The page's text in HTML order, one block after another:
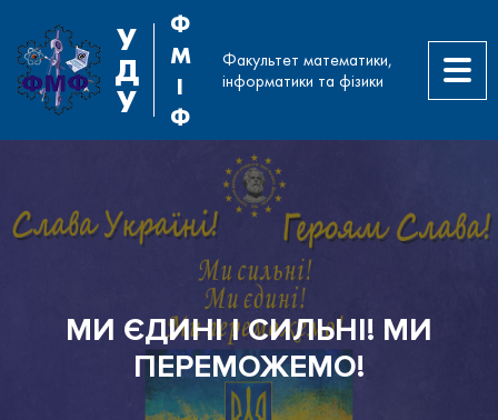
У
Д
У
Ф
М
І
Ф
Факультет математики,
інформатики та фізики
МИ ЄДИНІ І СИЛЬНІ! МИ
ПЕРЕМОЖЕМО!